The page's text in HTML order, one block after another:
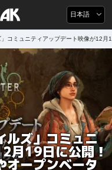
日本語
」コミュニティアップデート映像が12
ルズ」コミュニ
月19日に公開！
オープンベータ